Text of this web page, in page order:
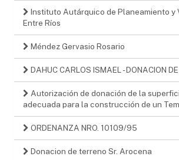
Instituto Autárquico de Planeamiento y
Entre Ríos
Méndez Gervasio Rosario
DAHUC CARLOS ISMAEL - DONACION
Autorización de donación de la
adecuada para la construcción de un
ORDENANZA NRO. 10109/95
Donacion de terreno Sr. Arocena